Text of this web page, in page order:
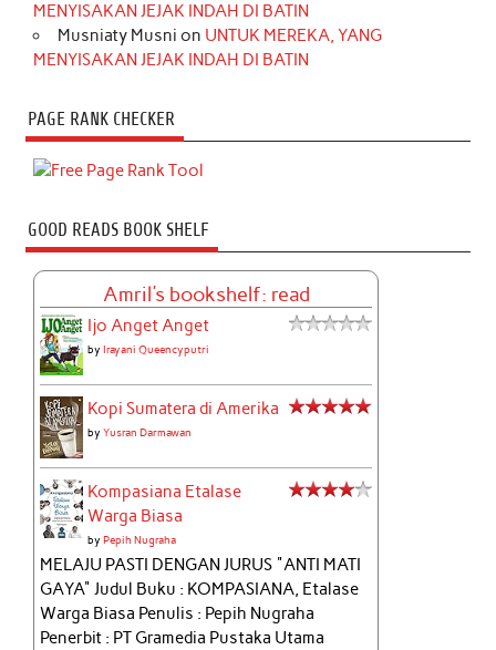
MENYISAKAN JEJAK INDAH DI BATIN
Musniaty Musni on UNTUK MEREKA, YANG
MENYISAKAN JEJAK INDAH DI BATIN
PAGE RANK CHECKER
GOOD READS BOOK SHELF
Amril's bookshelf: read
Ijo Anget Anget
byIrayani Queencyputri
Kopi Sumatera di Amerika
byYusran Darmawan
Kompasiana Etalase
Warga Biasa
byPepih Nugraha
MELAJU PASTI DENGAN JURUS "ANTI MATI
GAYA" Judul Buku : KOMPASIANA, Etalase
Warga Biasa Penulis : Pepih Nugraha
Penerbit : PT Gramedia Pustaka Utama